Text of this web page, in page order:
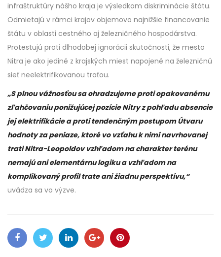
infraštruktúry nášho kraja je výsledkom diskriminácie štátu.
Odmietajú v rámci krajov objemovo najnižšie financovanie
štátu v oblasti cestného aj železničného hospodárstva.
Protestujú proti dlhodobej ignorácii skutočnosti, že mesto
Nitra je ako jediné z krajských miest napojené na železničnú
sieť neelektrifikovanou traťou.
„S plnou vážnosťou sa ohradzujeme proti opakovanému
zľahčovaniu ponižujúcej pozície Nitry z pohľadu absencie
jej elektrifikácie a proti tendenčným postupom Útvaru
hodnoty za peniaze, ktoré vo vzťahu k nimi navrhovanej
trati Nitra-Leopoldov vzhľadom na charakter terénu
nemajú ani elementárnu logiku a vzhľadom na
komplikovaný profil trate ani žiadnu perspektívu,“
uvádza sa vo výzve.